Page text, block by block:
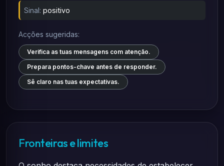
Sinal: positivo
Acções sugeridas:
Verifica as tuas mensagens com atenção.
Prepara pontos-chave antes de responder.
Sê claro nas tuas expectativas.
Fronteiras e limites